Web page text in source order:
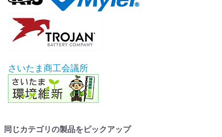
さいたま商工会議所
同じカテゴリの製品をピックアップ